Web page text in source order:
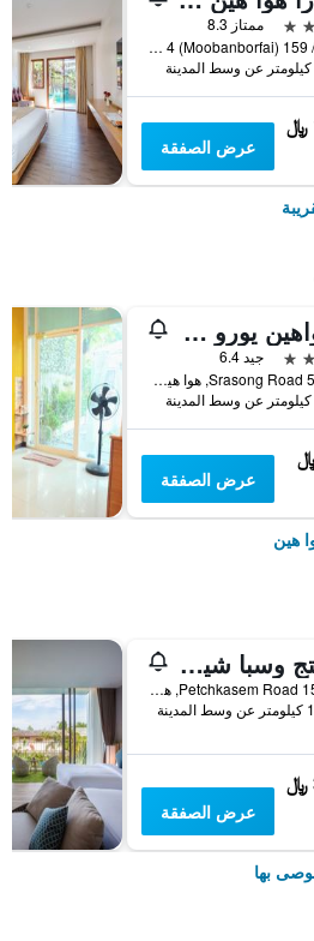
ممتاز 8.3
58 / 159 Soi 4 (Moobanborfai), هوا هين, تايلاند
عرض الصفقة
هواهين يورو سيتي هوتل
جيد 6.4
5/15 Srasong Road, هوا هين, تايلاند
عرض الصفقة
هين
منتج وسبا شيراتون هوا هين
1573 Petchkasem Road, هوا هين, تايلاند
عرض الصفقة
بها